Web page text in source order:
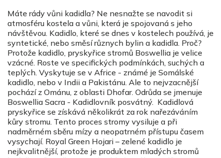
Máte rády vůni kadidla? Ne nesnažte se navodit si
atmosféru kostela a vůni, která je spojovaná s jeho
návštěvou. Kadidlo, které se dnes v kostelech používá, je
syntetické, nebo směsí různych bylin a kadidla. Proč?
Protože kadidlo, pryskyřice stromů Boswellia je velice
vzácné. Roste ve specifických podmínkách, suchých a
teplých. Vyskytuje se v Africe - známé je Somálské
kadidlo, nebo v Indii a Pakistánu. Ale to nejvzacnější
pochází z Ománu, z oblasti Dhofar. Odrůda se jmenuje
Boswellia Sacra - Kadidlovník posvátný. Kadidlová
pryskyřice se získává několikrát za rok nařezáváním
kůry stromu. Tento proces stromy vysiluje a při
nadměrném sběru mízy a neopatrném přístupu časem
vysychají. Royal Green Hojari – zelené kadidlo je
nejkvalitnější, protože je produktem mladých stromů